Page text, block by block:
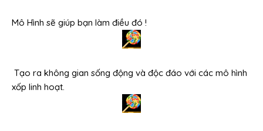
Mô Hình sẽ giúp bạn làm điều đó !
Tạo ra không gian sống động và độc đáo với các mô hình
xốp linh hoạt.